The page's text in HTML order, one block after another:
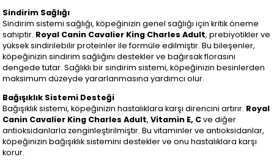
Sindirim Sağlığı
Sindirim sistemi sağlığı, köpeğinizin genel sağlığı için kritik öneme
sahiptir. Royal Canin Cavalier King Charles Adult, prebiyotikler ve
yüksek sindirilebilir proteinler ile formüle edilmiştir. Bu bileşenler,
köpeğinizin sindirim sağlığını destekler ve bağırsak florasını
dengede tutar. Sağlıklı bir sindirim sistemi, köpeğinizin besinlerden
maksimum düzeyde yararlanmasına yardımcı olur.
Bağışıklık Sistemi Desteği
Bağışıklık sistemi, köpeğinizin hastalıklara karşı direncini artırır. Royal
Canin Cavalier King Charles Adult,Vitamin E, Cve diğer
antioksidanlarla zenginleştirilmiştir. Bu vitaminler ve antioksidanlar,
köpeğinizin bağışıklık sistemini destekler ve onu hastalıklara karşı
korur.